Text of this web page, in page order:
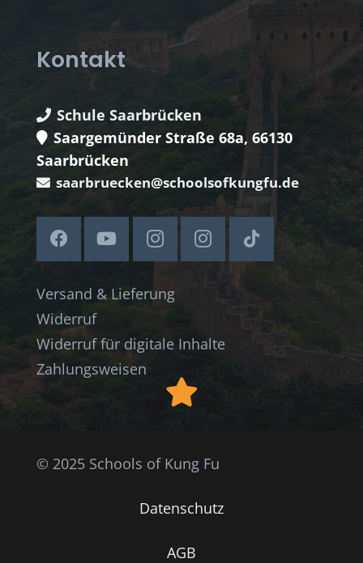
Kontakt
Schule Saarbrücken
Saargemünder Straße 68a, 66130
Saarbrücken
saarbruecken@schoolsofkungfu.de
Versand & Lieferung
Widerruf
Widerruf für digitale Inhalte
Zahlungsweisen
© 2025 Schools of Kung Fu
Datenschutz
AGB